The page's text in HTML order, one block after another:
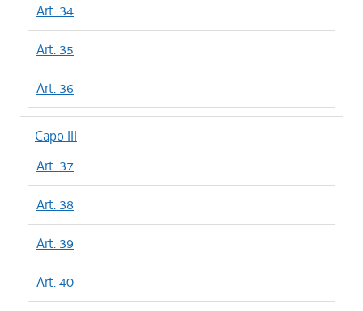
Art. 34
Art. 35
Art. 36
Capo III
Art. 37
Art. 38
Art. 39
Art. 40